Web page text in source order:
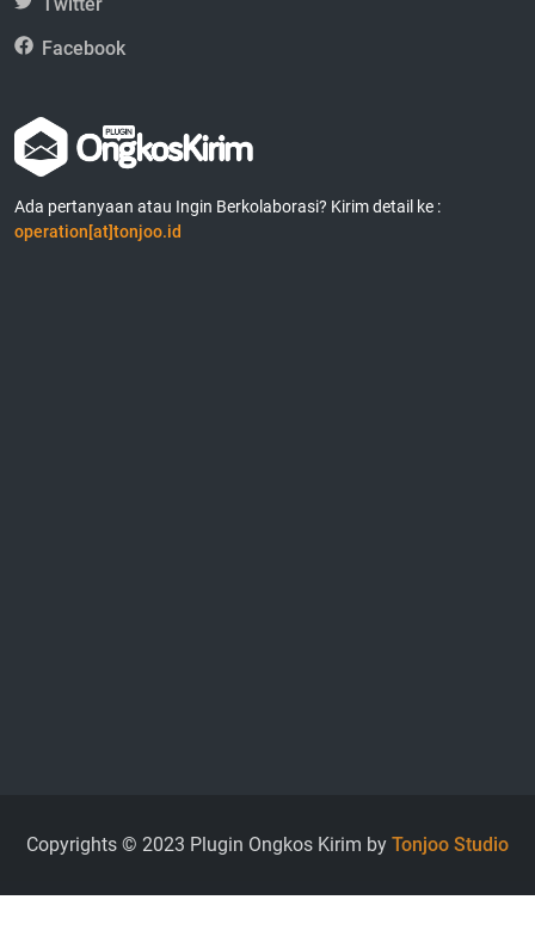
Facebook
Ada pertanyaan atau Ingin Berkolaborasi? Kirim detail ke :
operation[at]tonjoo.id
Copyrights © 2023 Plugin Ongkos Kirim by Tonjoo Studio